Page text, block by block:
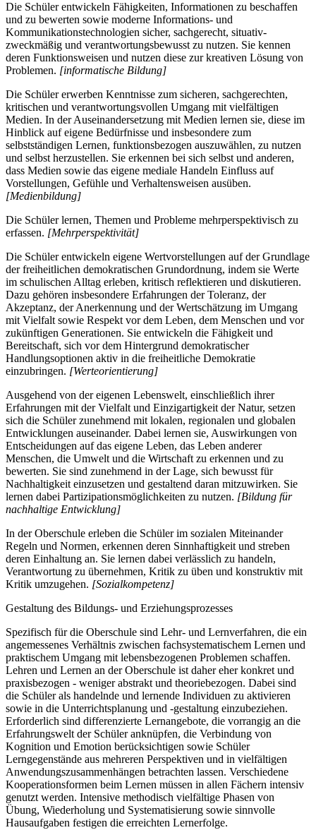
Die Schüler entwickeln Fähigkeiten, Informationen zu beschaffen
und zu bewerten sowie moderne Informations- und
Kommunikationstechnologien sicher, sachgerecht, situativ-
zweckmäßig und verantwortungsbewusst zu nutzen. Sie kennen
deren Funktionsweisen und nutzen diese zur kreativen Lösung von
Problemen. [informatische Bildung]
Die Schüler erwerben Kenntnisse zum sicheren, sachgerechten,
kritischen und verantwortungsvollen Umgang mit vielfältigen
Medien. In der Auseinandersetzung mit Medien lernen sie, diese im
Hinblick auf eigene Bedürfnisse und insbesondere zum
selbstständigen Lernen, funktionsbezogen auszuwählen, zu nutzen
und selbst herzustellen. Sie erkennen bei sich selbst und anderen,
dass Medien sowie das eigene mediale Handeln Einfluss auf
Vorstellungen, Gefühle und Verhaltensweisen ausüben.
[Medienbildung]
Die Schüler lernen, Themen und Probleme mehrperspektivisch zu
erfassen. [Mehrperspektivität]
Die Schüler entwickeln eigene Wertvorstellungen auf der Grundlage
der freiheitlichen demokratischen Grundordnung, indem sie Werte
im schulischen Alltag erleben, kritisch reflektieren und diskutieren.
Dazu gehören insbesondere Erfahrungen der Toleranz, der
Akzeptanz, der Anerkennung und der Wertschätzung im Umgang
mit Vielfalt sowie Respekt vor dem Leben, dem Menschen und vor
zukünftigen Generationen. Sie entwickeln die Fähigkeit und
Bereitschaft, sich vor dem Hintergrund demokratischer
Handlungsoptionen aktiv in die freiheitliche Demokratie
einzubringen. [Werteorientierung]
Ausgehend von der eigenen Lebenswelt, einschließlich ihrer
Erfahrungen mit der Vielfalt und Einzigartigkeit der Natur, setzen
sich die Schüler zunehmend mit lokalen, regionalen und globalen
Entwicklungen auseinander. Dabei lernen sie, Auswirkungen von
Entscheidungen auf das eigene Leben, das Leben anderer
Menschen, die Umwelt und die Wirtschaft zu erkennen und zu
bewerten. Sie sind zunehmend in der Lage, sich bewusst für
Nachhaltigkeit einzusetzen und gestaltend daran mitzuwirken. Sie
lernen dabei Partizipationsmöglichkeiten zu nutzen. [Bildung für
nachhaltige Entwicklung]
In der Oberschule erleben die Schüler im sozialen Miteinander
Regeln und Normen, erkennen deren Sinnhaftigkeit und streben
deren Einhaltung an. Sie lernen dabei verlässlich zu handeln,
Verantwortung zu übernehmen, Kritik zu üben und konstruktiv mit
Kritik umzugehen. [Sozialkompetenz]
Gestaltung des Bildungs- und Erziehungsprozesses
Spezifisch für die Oberschule sind Lehr- und Lernverfahren, die ein
angemessenes Verhältnis zwischen fachsystematischem Lernen und
praktischem Umgang mit lebensbezogenen Problemen schaffen.
Lehren und Lernen an der Oberschule ist daher eher konkret und
praxisbezogen - weniger abstrakt und theoriebezogen. Dabei sind
die Schüler als handelnde und lernende Individuen zu aktivieren
sowie in die Unterrichtsplanung und -gestaltung einzubeziehen.
Erforderlich sind differenzierte Lernangebote, die vorrangig an die
Erfahrungswelt der Schüler anknüpfen, die Verbindung von
Kognition und Emotion berücksichtigen sowie Schüler
Lerngegenstände aus mehreren Perspektiven und in vielfältigen
Anwendungszusammenhängen betrachten lassen. Verschiedene
Kooperationsformen beim Lernen müssen in allen Fächern intensiv
genutzt werden. Intensive methodisch vielfältige Phasen von
Übung, Wiederholung und Systematisierung sowie sinnvolle
Hausaufgaben festigen die erreichten Lernerfolge.